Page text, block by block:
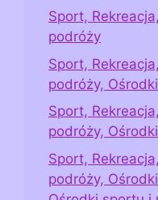
Sport,
podróży
Sport,
podróży,
Sport,
podróży,
Sport,
podróży,